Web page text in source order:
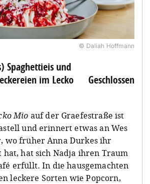
© Daliah Hoffmann
Spaghettieis und
im Lecko
Geschlossen
Mio auf der Graefestraße ist
und erinnert etwas an Wes
wo früher Anna Durkes ihr
hat, hat sich Nadja ihren Traum
erfüllt. In die hausgemachten
leckere Sorten wie Popcorn,